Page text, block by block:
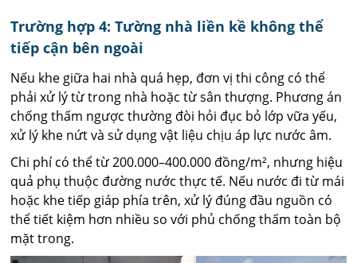
Trường hợp 4: Tường nhà liền kề không thể
tiếp cận bên ngoài
Nếu khe giữa hai nhà quá hẹp, đơn vị thi công có thể
phải xử lý từ trong nhà hoặc từ sân thượng. Phương án
chống thấm ngược thường đòi hỏi đục bỏ lớp vữa yếu,
xử lý khe nứt và sử dụng vật liệu chịu áp lực nước âm.
Chi phí có thể từ 200.000–400.000 đồng/m², nhưng hiệu
quả phụ thuộc đường nước thực tế. Nếu nước đi từ mái
hoặc khe tiếp giáp phía trên, xử lý đúng đầu nguồn có
thể tiết kiệm hơn nhiều so với phủ chống thấm toàn bộ
mặt trong.